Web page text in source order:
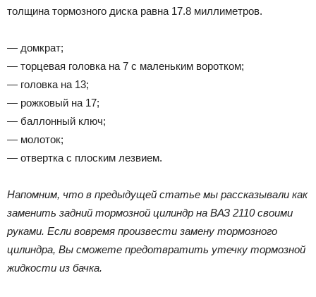
толщина тормозного диска равна 17.8 миллиметров.
— домкрат;
— торцевая головка на 7 с маленьким воротком;
— головка на 13;
— рожковый на 17;
— баллонный ключ;
— молоток;
— отвертка с плоским лезвием.
Напомним, что в предыдущей статье мы рассказывали как
заменить задний тормозной цилиндр на ВАЗ 2110 своими
руками. Если вовремя произвести замену тормозного
цилиндра, Вы сможете предотвратить утечку тормозной
жидкости из бачка.